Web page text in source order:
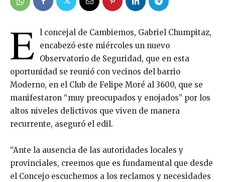
E l concejal de Cambiemos, Gabriel Chumpitaz,
encabezó este miércoles un nuevo
Observatorio de Seguridad, que en esta
oportunidad se reunió con vecinos del barrio
Moderno, en el Club de Felipe Moré al 3600, que se
manifestaron “muy preocupados y enojados” por los
altos niveles delictivos que viven de manera
recurrente, aseguró el edil.
“Ante la ausencia de las autoridades locales y
provinciales, creemos que es fundamental que desde
el Concejo escuchemos a los reclamos y necesidades